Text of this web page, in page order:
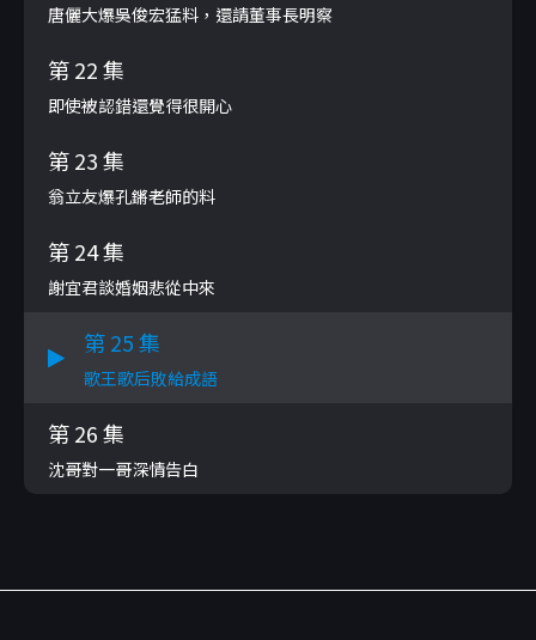
唐儷大爆吳俊宏猛料，還請董事長明察
第 22 集
即使被認錯還覺得很開心
第 23 集
翁立友爆孔鏘老師的料
第 24 集
謝宜君談婚姻悲從中來
第 25 集
歌王歌后敗給成語
第 26 集
沈哥對一哥深情告白